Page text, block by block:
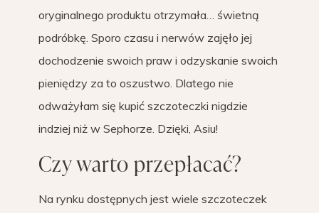
oryginalnego produktu otrzymała… świetną
podróbkę. Sporo czasu i nerwów zajęło jej
dochodzenie swoich praw i odzyskanie swoich
pieniędzy za to oszustwo. Dlatego nie
odważyłam się kupić szczoteczki nigdzie
indziej niż w Sephorze. Dzięki, Asiu!
Czy warto przepłacać?
Na rynku dostępnych jest wiele szczoteczek